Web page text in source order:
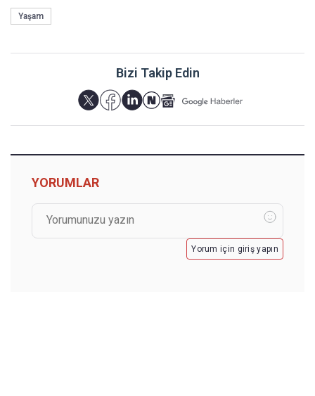
Yaşam
Bizi Takip Edin
YORUMLAR
Yorum için giriş yapın